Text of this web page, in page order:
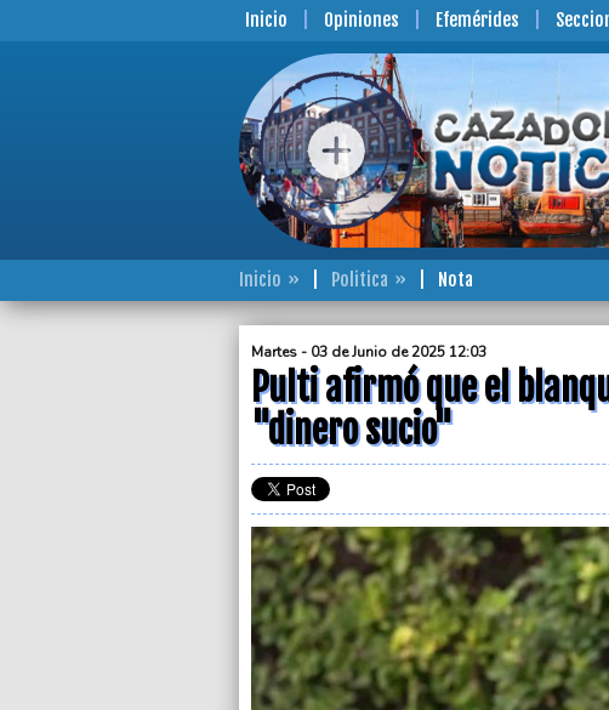
Inicio Opiniones Efemérides
Inicio Politica Nota
Martes - 03 de Junio de 2025 12:03
Pulti afirmó que el
"dinero sucio"